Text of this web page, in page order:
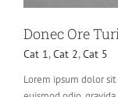
Donec Ore
Cat 1,Cat 2,Cat 5
Lorem ipsum dolor